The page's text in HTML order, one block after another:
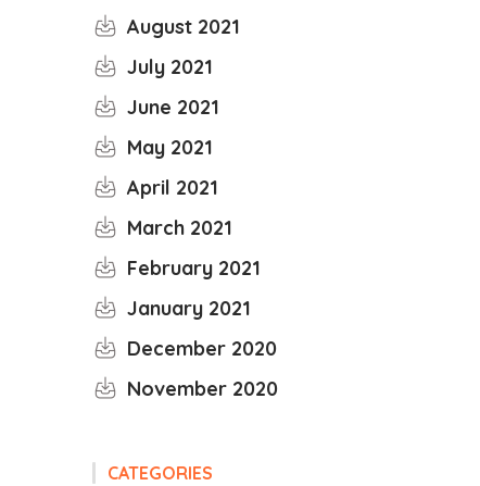
August 2021
July 2021
June 2021
May 2021
April 2021
March 2021
February 2021
January 2021
December 2020
November 2020
CATEGORIES